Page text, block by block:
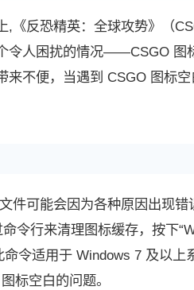
,《反恐精英：全球攻势》（
令人困扰的情况——CSGO 图
来不便，当遇到 CSGO 图标
件可能会因为各种原因出现错
令行来清理图标缓存，按下
命令适用于 Windows 7 及以上
标空白的问题。